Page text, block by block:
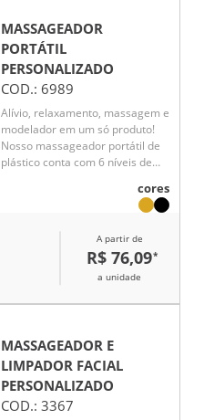
MASSAGEADOR
PORTÁTIL
PERSONALIZADO
COD.: 6989
Alívio, relaxamento, massagem e
modelador em um só produto!
Nosso massageador portátil de
plástico conta com 6 níveis de
diferentes para atender diversas
necessidades, como bíceps,
cervical, pescoço e sola dos pés,
além de modelar coxas, cintura e
culotes. Recarregável via USB e
massageador perfeito para
sanguínea e acelerar a
recuperação de lesões após
exercícios ou esportes.
cores
A partir de
R$ 76,09*
a unidade
MASSAGEADOR E
LIMPADOR FACIAL
PERSONALIZADO
COD.: 3367